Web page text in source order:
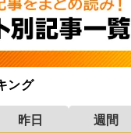
ング
昨日 週間